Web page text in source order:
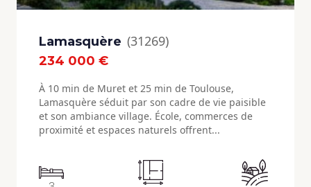
Lamasquère (31269)
234 000 €
À 10 min de Muret et 25 min de Toulouse,
Lamasquère séduit par son cadre de vie paisible
et son ambiance village. École, commerces de
proximité et espaces naturels offrent...